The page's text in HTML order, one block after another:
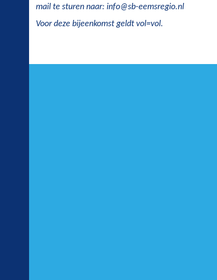
mail te sturen naar: info@sb-eemsregio.nl
Voor deze bijeenkomst geldt vol=vol.